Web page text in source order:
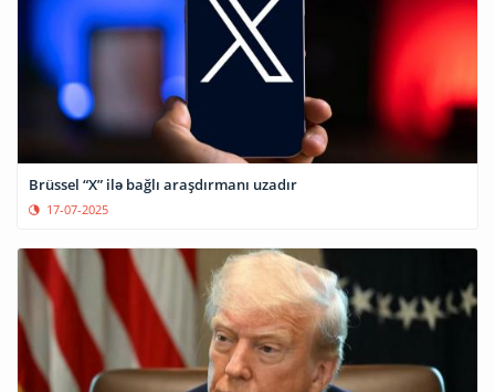
Brüssel “X” ilə bağlı araşdırmanı uzadır
17-07-2025